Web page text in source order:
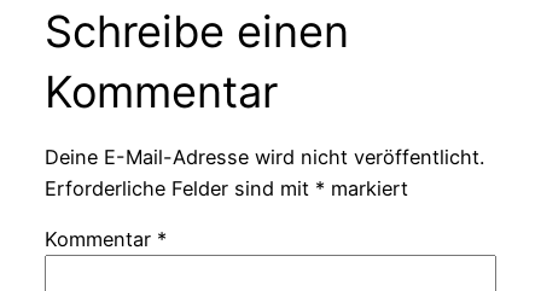
Schreibe einen
Kommentar
Deine E-Mail-Adresse wird nicht veröffentlicht.
Erforderliche Felder sind mit * markiert
Kommentar *